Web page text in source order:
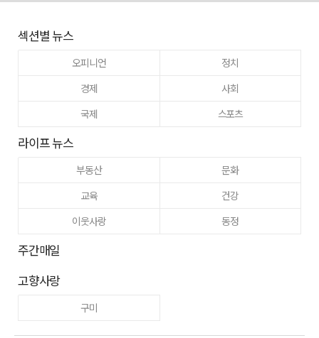
섹션별 뉴스
오피니언
정치
경제
사회
국제
스포츠
라이프 뉴스
부동산
문화
교육
건강
이웃사랑
동정
주간매일
고향사랑
구미